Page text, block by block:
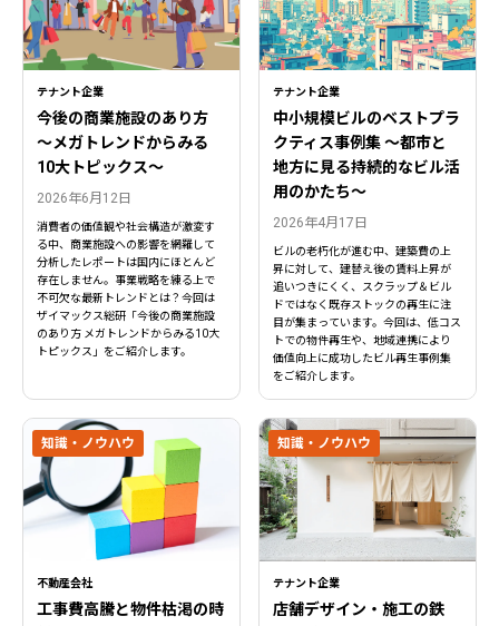
テナント企業
今後の商業施設のあり方
〜メガトレンドからみる
10大トピックス〜
2026年6月12日
消費者の価値観や社会構造が激変す
る中、商業施設への影響を網羅して
分析したレポートは国内にほとんど
存在しません。事業戦略を練る上で
不可欠な最新トレンドとは？今回は
ザイマックス総研「今後の商業施設
のあり方 メガトレンドからみる10大
トピックス」をご紹介します。
テナント企業
中小規模ビルのベストプラ
クティス事例集 ～都市と
地方に見る持続的なビル活
用のかたち～
2026年4月17日
ビルの老朽化が進む中、建築費の上
昇に対して、建替え後の賃料上昇が
追いつきにくく、スクラップ＆ビル
ドではなく既存ストックの再生に注
目が集まっています。今回は、低コス
トでの物件再生や、地域連携により
価値向上に成功したビル再生事例集
をご紹介します。
不動産会社
工事費高騰と物件枯渇の時
知識・ノウハウ
テナント企業
店舗デザイン・施工の鉄
知識・ノウハウ